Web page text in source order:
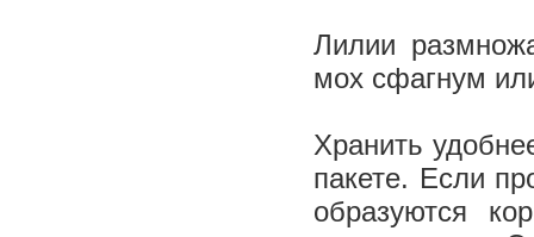
Лилии
мох сфагнум
Хранить
пакете. Если
образуются